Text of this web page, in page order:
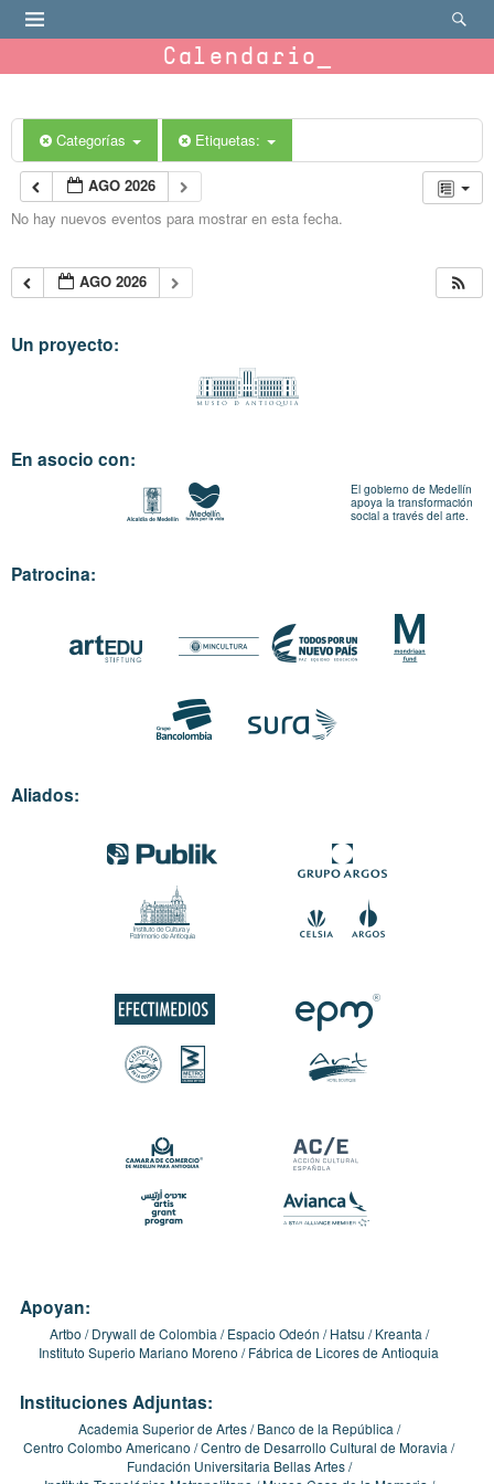
Calendario
Categorías Etiquetas:
AGO 2026
No hay nuevos eventos para mostrar en esta fecha.
AGO 2026
Un proyecto:
En asocio con:
El gobierno de Medellín
apoya la transformación
social a través del arte.
Patrocina:
Aliados:
Apoyan:
Artbo Drywall de Colombia Espacio Odeón Hatsu
Kreanta
Instituto Superio Mariano Moreno
Fábrica de Licores de Antioquia
Instituciones Adjuntas:
Academia Superior de Artes
Banco de la República
Centro Colombo Americano Centro de Desarrollo Cultural de Moravia
Fundación Universitaria Bellas Artes